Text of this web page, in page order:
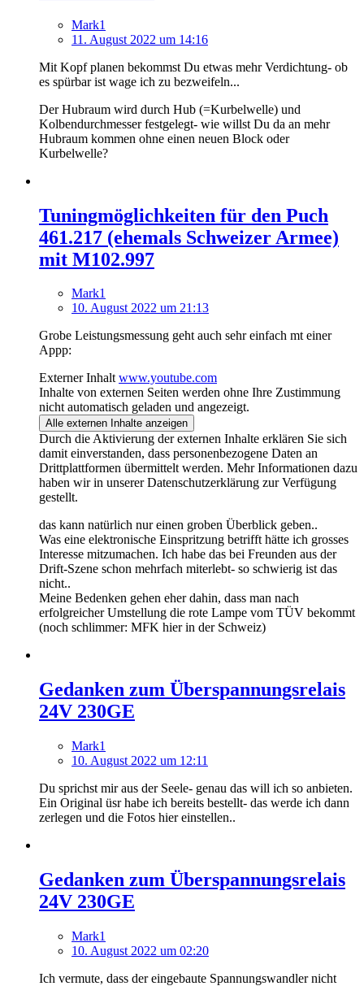
Mark1
11. August 2022 um 14:16
Mit Kopf planen bekommst Du etwas mehr Verdichtung- ob
es spürbar ist wage ich zu bezweifeln...
Der Hubraum wird durch Hub (=Kurbelwelle) und
Kolbendurchmesser festgelegt- wie willst Du da an mehr
Hubraum kommen ohne einen neuen Block oder
Kurbelwelle?
Tuningmöglichkeiten für den Puch
461.217 (ehemals Schweizer Armee)
mit M102.997
Mark1
10. August 2022 um 21:13
Grobe Leistungsmessung geht auch sehr einfach mt einer
Appp:
Externer Inhalt www.youtube.com
Inhalte von externen Seiten werden ohne Ihre Zustimmung
nicht automatisch geladen und angezeigt.
Alle externen Inhalte anzeigen
Durch die Aktivierung der externen Inhalte erklären Sie sich
damit einverstanden, dass personenbezogene Daten an
Drittplattformen übermittelt werden. Mehr Informationen dazu
haben wir in unserer Datenschutzerklärung zur Verfügung
gestellt.
das kann natürlich nur einen groben Überblick geben..
Was eine elektronische Einspritzung betrifft hätte ich grosses
Interesse mitzumachen. Ich habe das bei Freunden aus der
Drift-Szene schon mehrfach miterlebt- so schwierig ist das
nicht..
Meine Bedenken gehen eher dahin, dass man nach
erfolgreicher Umstellung die rote Lampe vom TÜV bekommt
(noch schlimmer: MFK hier in der Schweiz)
Gedanken zum Überspannungsrelais
24V 230GE
Mark1
10. August 2022 um 12:11
Du sprichst mir aus der Seele- genau das will ich so anbieten.
Ein Original üsr habe ich bereits bestellt- das werde ich dann
zerlegen und die Fotos hier einstellen..
Gedanken zum Überspannungsrelais
24V 230GE
Mark1
10. August 2022 um 02:20
Ich vermute, dass der eingebaute Spannungswandler nicht